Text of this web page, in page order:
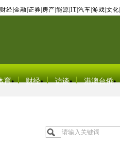
财经 金融 证券 房产 能源 IT| 汽车 游戏 文化
育 财经 访谈 港澳台侨